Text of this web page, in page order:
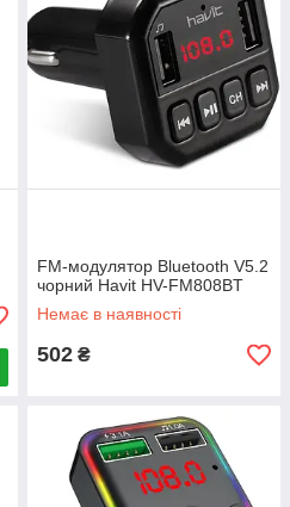
FM-модулятор Bluetooth V5.2
чорний Havit HV-FM808BT
Немає в наявності
502 ₴